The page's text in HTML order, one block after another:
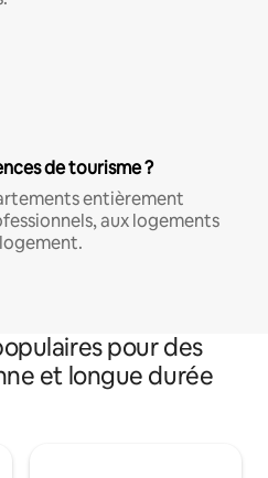
de tourisme ?
entièrement
aux logements
pour des
et longue durée